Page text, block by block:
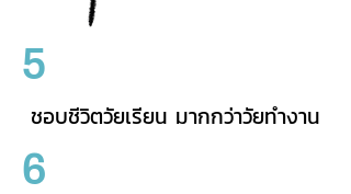
5
ชอบชีวิตวัยเรียน มากกว่าวัยทำงาน
6